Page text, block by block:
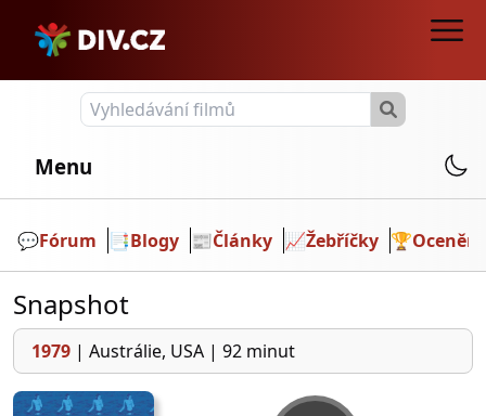
Menu
💬️Fórum 📑Blogy 📰Články 📈Žebříčky 🏆Ocenění
Snapshot
1979 | Austrálie, USA | 92 minut